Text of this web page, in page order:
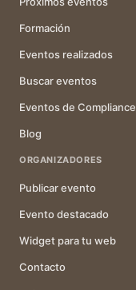
Formación
Eventos realizados
Buscar eventos
Eventos de Compliance
Blog
ORGANIZADORES
Publicar evento
Evento destacado
Widget para tu web
Contacto